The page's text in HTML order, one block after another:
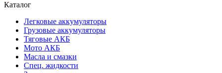
Каталог
Легковые аккумуляторы
Грузовые аккумуляторы
Тяговые АКБ
Мото АКБ
Масла и смазки
Спец. жидкости